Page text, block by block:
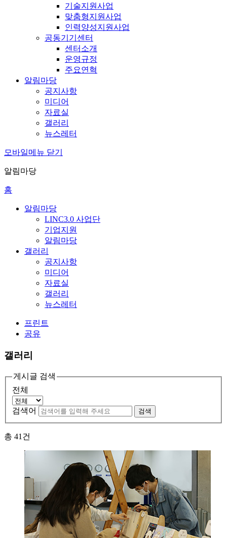
기술지원사업
맞춤형지원사업
인력양성지원사업
공동기기센터
센터소개
운영규정
주요연혁
알림마당
공지사항
미디어
자료실
갤러리
뉴스레터
모바일메뉴 닫기
알림마당
홈
알림마당
LINC3.0 사업단
기업지원
알림마당
갤러리
공지사항
미디어
자료실
갤러리
뉴스레터
프린트
공유
갤러리
게시글 검색
전체
검색어 검색
총 41 건